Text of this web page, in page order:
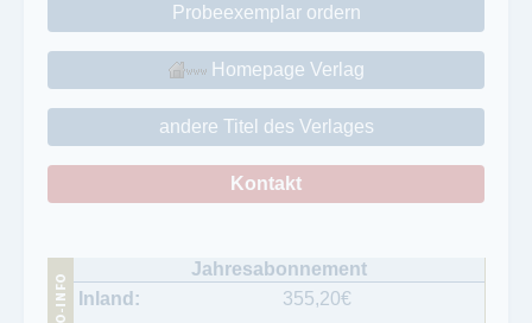
Probeexemplar ordern
Homepage Verlag
andere Titel des Verlages
Kontakt
355,20€